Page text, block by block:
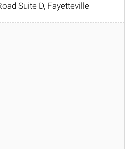
Suite D, Fayetteville